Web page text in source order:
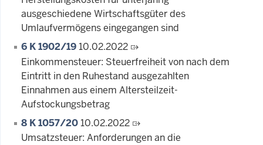
ausgeschiedene Wirtschaftsgüter des
Umlaufvermögens eingegangen sind
6 K 1902/1910.02.2022
Einkommensteuer: Steuerfreiheit von nach dem
Eintritt in den Ruhestand ausgezahlten
Einnahmen aus einem Altersteilzeit-
Aufstockungsbetrag
8 K 1057/2010.02.2022
Umsatzsteuer: Anforderungen an die